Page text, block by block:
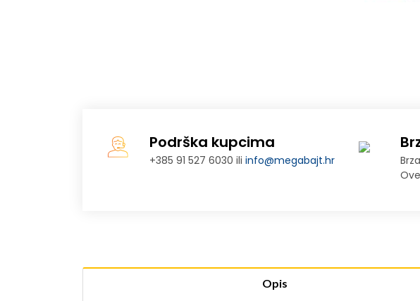
Podrška kupcima
+385 91 527 6030 iliinfo@megabajt.hr
Opis